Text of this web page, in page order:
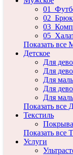
Показать все
Детское
Для
Для
Для
Для
Для
Показать все
Текстиль
Показать все
Услуги
Комплект NC-
Производитель:
Модель: NC-9047
Наличие: В
кулирка
100%
Вид изделия:
Цена: